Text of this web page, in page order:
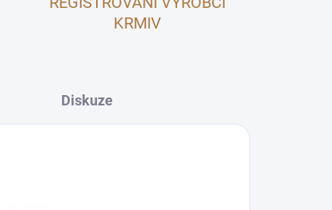
KRMIV
Diskuze